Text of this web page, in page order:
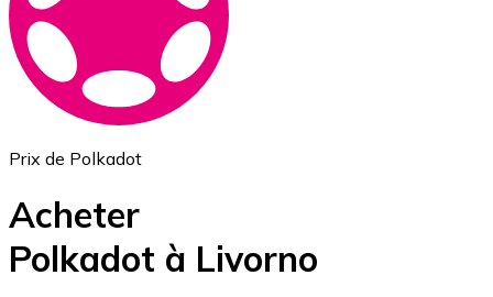
ETH
Prix de Polkadot
Acheter
Polkadot à Livorno